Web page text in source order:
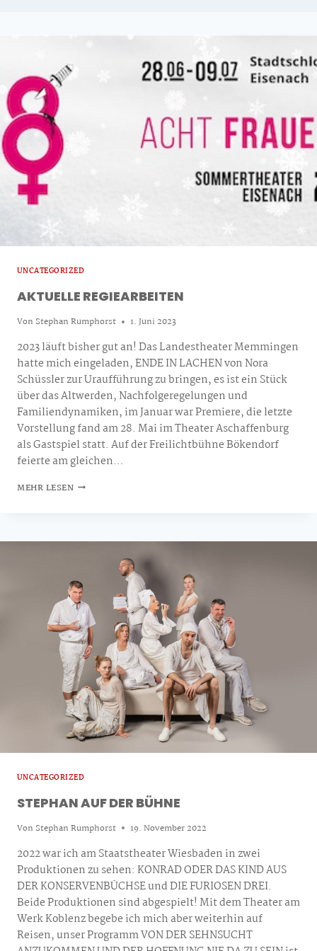
UNCATEGORIZED
AKTUELLE REGIE­ARBEITEN
Von Stephan Rumphorst 1. Juni 2023
2023 läuft bisher gut an! Das Landestheater Memmingen
hatte mich eingeladen, ENDE IN LACHEN von Nora
Schüssler zur Uraufführung zu bringen, es ist ein Stück
über das Altwerden, Nachfolgeregelungen und
Familiendynamiken, im Januar war Premiere, die letzte
Vorstellung fand am 28. Mai im Theater Aschaffenburg
als Gastspiel statt. Auf der Freilichtbühne Bökendorf
feierte am gleichen…
MEHR LESENAKTUELLE
UNCATEGORIZED
STEPHAN AUF DER BÜHNE
Von Stephan Rumphorst 19. November 2022
2022 war ich am Staatstheater Wiesbaden in zwei
Produktionen zu sehen: KONRAD ODER DAS KIND AUS
DER KONSERVENBÜCHSE und DIE FURIOSEN DREI.
Beide Produktionen sind abgespielt! Mit dem Theater am
Werk Koblenz begebe ich mich aber weiterhin auf
Reisen, unser Programm VON DER SEHNSUCHT